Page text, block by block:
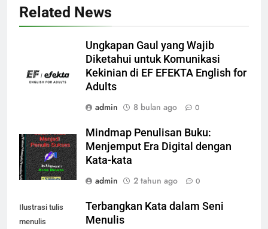
Related News
Ungkapan Gaul yang Wajib
Diketahui untuk Komunikasi
Kekinian di EF EFEKTA English for
Adults
admin
8 bulan ago 0
Mindmap Penulisan Buku:
Menjemput Era Digital dengan
Kata-kata
admin
2 tahun ago 0
Ilustrasi tulis
menulis
Terbangkan Kata dalam Seni
Menulis